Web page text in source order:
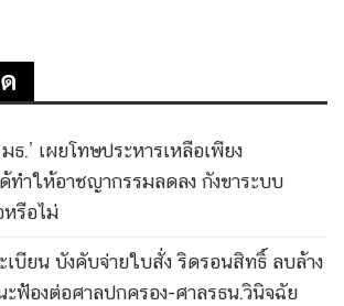
ธ.’ เผยโทษประหารเหลือเพียง
ทำให้อาชญากรรมลดลง กังขาระบบ
หรือไม่
บียน บังคับจ่ายใบสั่ง ริดรอนสิทธิ์ ลบล้าง
ะฟ้องต่อศาลปกครอง-ศาลรธน.วินิจฉัย